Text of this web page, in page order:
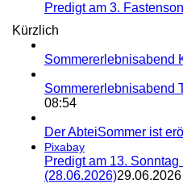
Predigt am 3.
Kürzlich
Sommererlebnisabend
Sommererlebnisabend
08:54
Der AbteiSommer ist
Pixabay
Predigt am 13.
(28.06.2026)